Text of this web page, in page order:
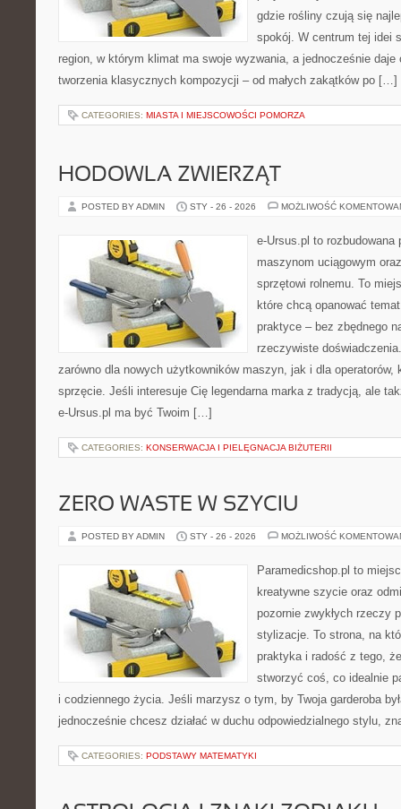
gdzie rośliny czują się
spokój. W centrum tej idei
region, w którym klimat ma swoje wyzwania, a jednocześnie daje
tworzenia klasycznych kompozycji – od małych zakątków po […]
CATEGORIES: MIASTA I MIEJSCOWOŚCI POMORZA
HODOWLA ZWIERZĄT
POSTED BY ADMIN STY - 26 - 2026 MOŻLIWOŚĆ
e-Ursus.pl to rozbudowana
maszynom uciągowym
sprzętowi rolnemu. To
które chcą opanować
praktyce – bez zbędnego
rzeczywiste
zarówno dla nowych użytkowników maszyn, jak i dla operatorów,
sprzęcie. Jeśli interesuje Cię legendarna marka z tradycją, ale
e-Ursus.pl ma być Twoim […]
CATEGORIES: KONSERWACJA I PIELĘGNACJA BIŻUTERII
ZERO WASTE W SZYCIU
POSTED BY ADMIN STY - 26 - 2026 MOŻLIWOŚĆ
Paramedicshop.pl to
kreatywne szycie oraz
pozornie zwykłych rzeczy
stylizacje. To strona, na
praktyka i radość z tego,
stworzyć coś, co idealnie
i codziennego życia. Jeśli marzysz o tym, by Twoja garderoba
jednocześnie chcesz działać w duchu odpowiedzialnego stylu,
CATEGORIES: PODSTAWY MATEMATYKI